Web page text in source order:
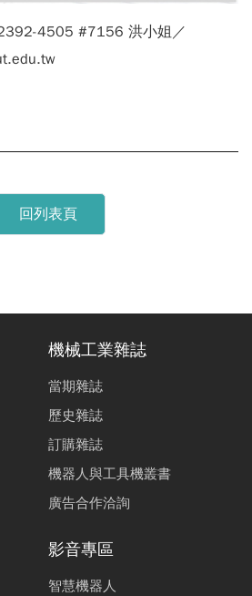
4505 #7156 洪小姐／
回列表頁
機械工業雜誌
當期雜誌
歷史雜誌
訂購雜誌
機器人與工具機叢書
廣告合作洽詢
影音專區
智慧機器人